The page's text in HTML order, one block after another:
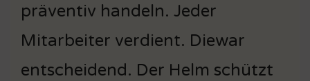
präventiv handeln. Jeder
Mitarbeiter verdient. Diewar
entscheidend. Der Helm schützt